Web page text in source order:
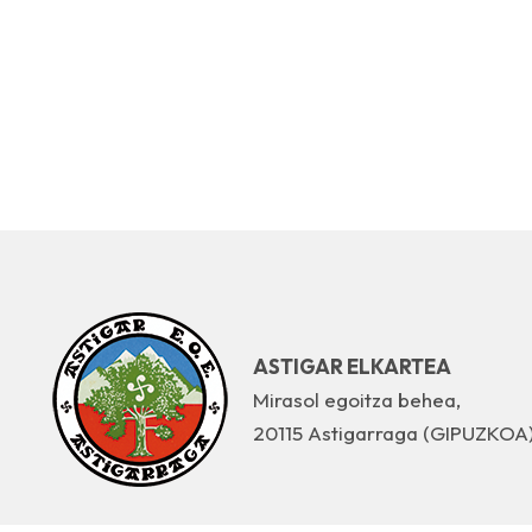
ASTIGAR ELKARTEA
Mirasol egoitza behea,
20115 Astigarraga